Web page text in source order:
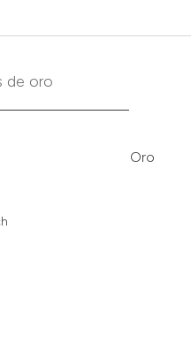
Oro